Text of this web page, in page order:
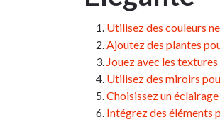
Utilisez des couleurs
Ajoutez des plantes
Jouez avec les
Utilisez des miroirs
Choisissez un
Intégrez des éléments